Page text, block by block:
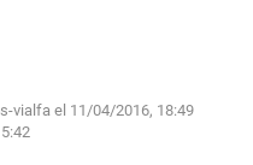
vialfa el 11/04/2016, 18:49